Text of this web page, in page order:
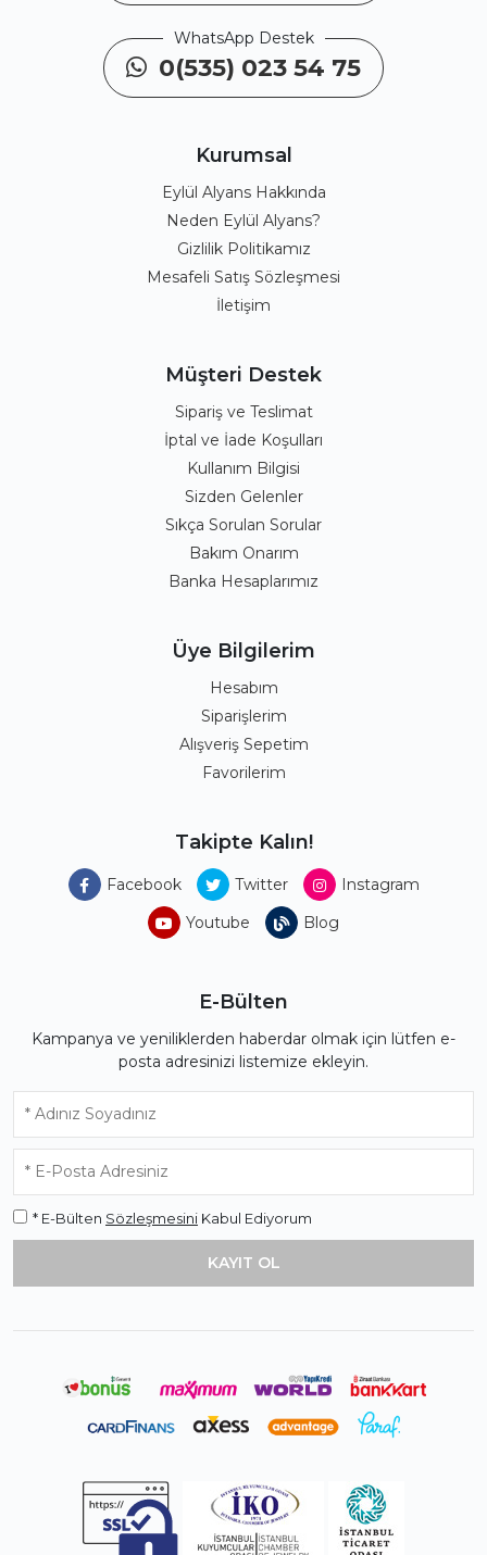
WhatsApp Destek
0(535) 023 54 75
Kurumsal
Eylül Alyans Hakkında
Neden Eylül Alyans?
Gizlilik Politikamız
Mesafeli Satış Sözleşmesi
İletişim
Müşteri Destek
Sipariş ve Teslimat
İptal ve İade Koşulları
Kullanım Bilgisi
Sizden Gelenler
Sıkça Sorulan Sorular
Bakım Onarım
Banka Hesaplarımız
Üye Bilgilerim
Hesabım
Siparişlerim
Alışveriş Sepetim
Favorilerim
Takipte Kalın!
Facebook Twitter
Instagram
Youtube
Blog
E-Bülten
Kampanya ve yeniliklerden haberdar olmak için lütfen e-
posta adresinizi listemize ekleyin.
* E-Bülten Sözleşmesini Kabul Ediyorum